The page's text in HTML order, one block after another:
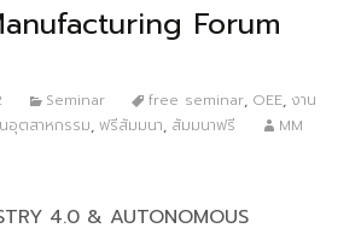
Forum
Seminar free seminar, OEE, งาน
อุตสาหกรรม, ฟรีสัมมนา, สัมมนาฟรี
MM
4.0 & AUTONOMOUS